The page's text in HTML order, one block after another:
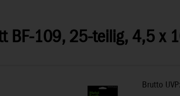
BF-109, 25-teilig, 4,5 x
Brutto UVP: